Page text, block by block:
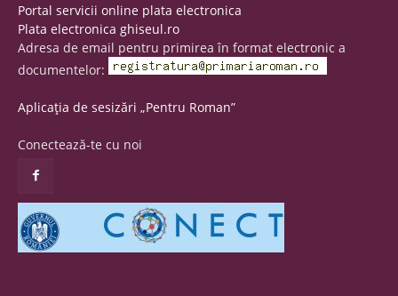
Portal servicii online plata electronica
Plata electronica ghiseul.ro
Adresa de email pentru primirea în format electronic a
documentelor:
Aplicația de sesizări „Pentru Roman”
Conectează-te cu noi